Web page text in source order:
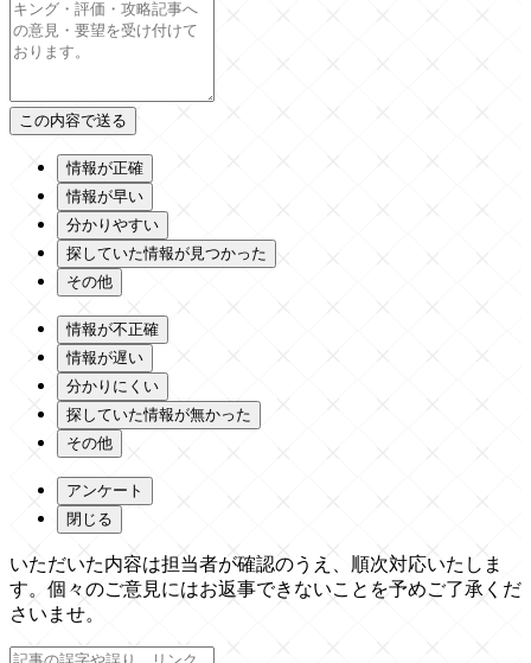
情報が正確
情報が早い
分かりやすい
探していた情報が見つかった
その他
情報が不正確
情報が遅い
分かりにくい
探していた情報が無かった
その他
アンケート
閉じる
いただいた内容は担当者が確認のうえ、順次対応いたしま
す。個々のご意見にはお返事できないことを予めご了承くだ
さいませ。